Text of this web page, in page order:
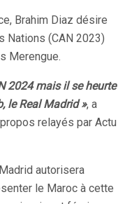
Brahim Diaz désire
Nations (CAN 2023)
Merengue.
2024 mais il se heurte
le Real Madrid », a
relayés par Actu
autorisera
le Maroc à cette